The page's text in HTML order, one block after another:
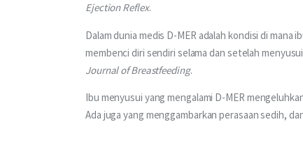
Ejection Reflex.
Dalam dunia medis D-MER adalah kondisi di
membenci diri sendiri selama dan setelah
Journal of Breastfeeding.
Ibu menyusui yang mengalami D-MER
Ada juga yang menggambarkan perasaan sedih,